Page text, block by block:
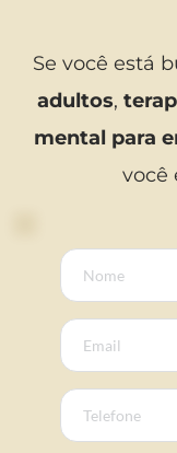
Se você está
adultos,
mental para
você